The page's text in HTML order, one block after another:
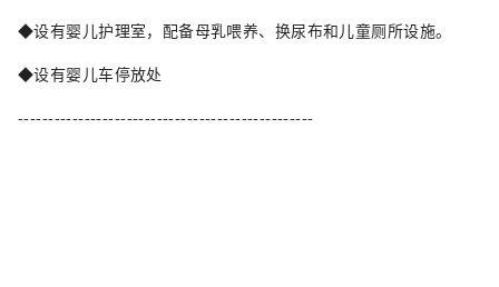
◆设有婴儿护理室，配备母乳喂养、换尿布和儿童厕所设施。
◆设有婴儿车停放处
-------------------------------------------------